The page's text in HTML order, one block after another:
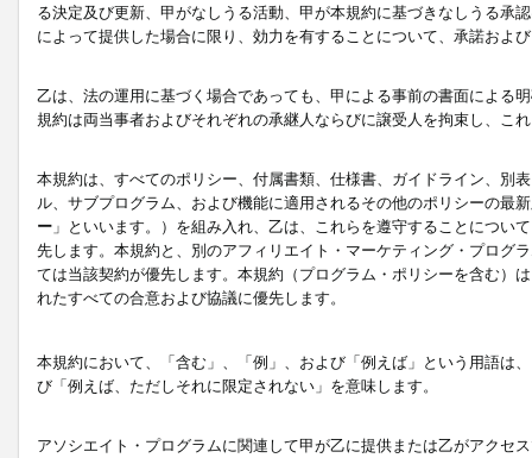
る決定及び更新、甲がなしうる活動、甲が本規約に基づきなしうる承
によって提供した場合に限り、効力を有することについて、承諾およ
乙は、法の運用に基づく場合であっても、甲による事前の書面による
規約は両当事者およびそれぞれの承継人ならびに譲受人を拘束し、こ
本規約は、すべてのポリシー、付属書類、仕様書、ガイドライン、別
ル、サブプログラム、および機能に適用されるその他のポリシーの最
ー 」といいます。）を組み入れ、乙は、これらを遵守することにつ
先します。本規約と、別のアフィリエイト・マーケティング・プログ
ては当該契約が優先します。本規約（プログラム・ポリシーを含む）
れたすべての合意および協議に優先します。
本規約において、「含む」、「例」、および「例えば」という用語は
び「例えば、ただしそれに限定されない」を意味します。
アソシエイト・プログラムに関連して甲が乙に提供または乙がアクセ